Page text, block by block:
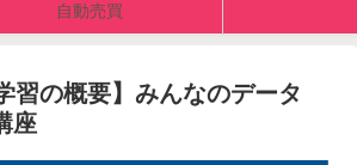
自動売買
習の概要】みんなのデータ
座